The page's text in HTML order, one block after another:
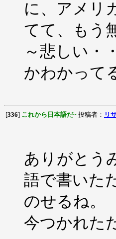
に、アメリ
てて、もう
～悲しい・
かわかって
[336] これから日本語だ~ 投稿者： リ
ありがとう
語で書いた
のせるね。
今つかれた